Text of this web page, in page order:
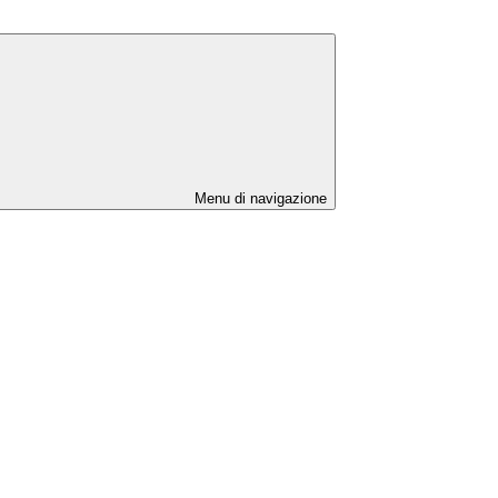
Menu di navigazione